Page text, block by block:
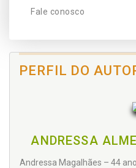
Fale conosco
PERFIL DO
ANDRESSA
Andressa Magalhães – 44